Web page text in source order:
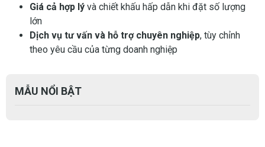
Giá cả hợp lý và chiết khấu hấp dẫn khi đặt số lượng
lớn
Dịch vụ tư vấn và hỗ trợ chuyên nghiệp, tùy chỉnh
theo yêu cầu của từng doanh nghiệp
MẪU NỔI BẬT